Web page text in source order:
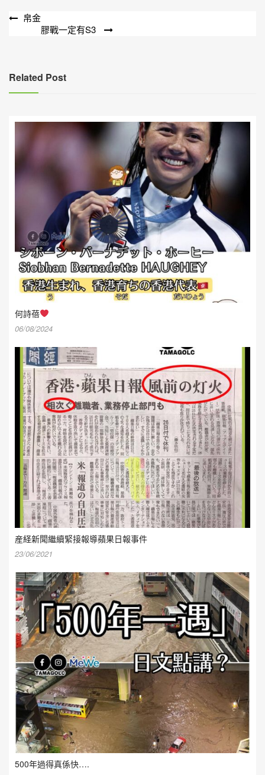
文
覽
帛金
膠戰一定有S3
Related Post
何詩蓓
06/08/2024
産経新聞繼續緊接報導蘋果日報事件
23/06/2021
500年過得真係快….